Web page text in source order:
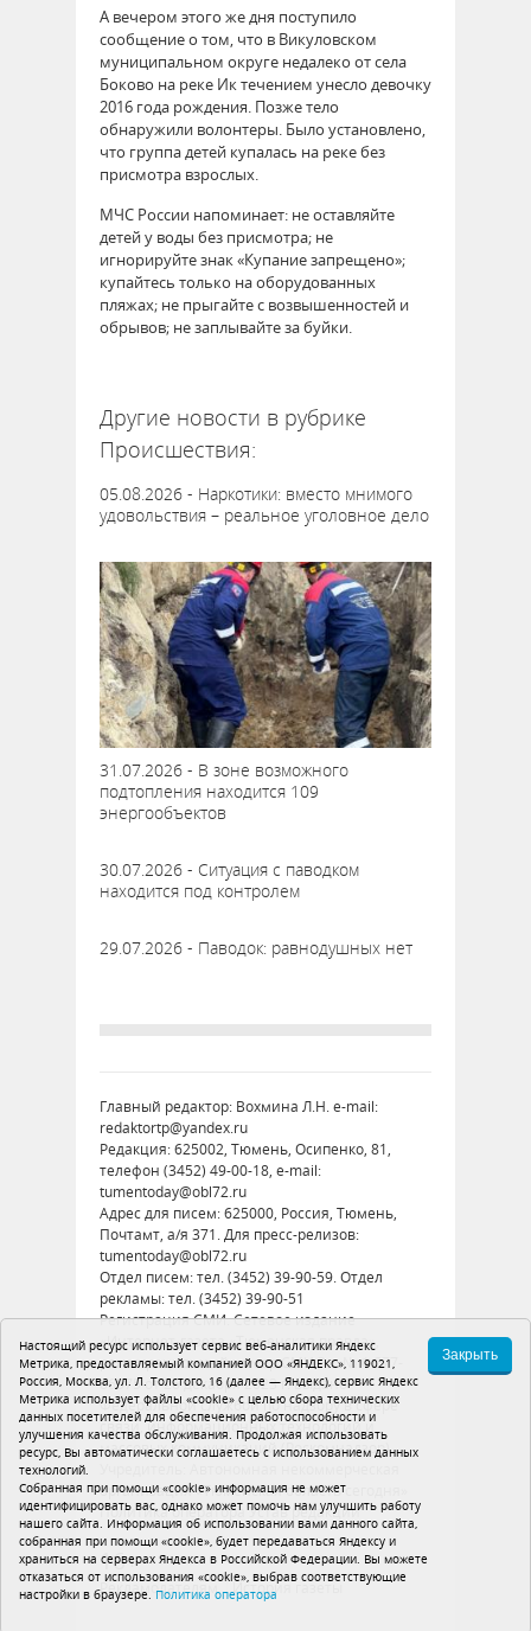
А вечером этого же дня поступило
сообщение о том, что в Викуловском
муниципальном округе недалеко от села
Боково на реке Ик течением унесло девочку
2016 года рождения. Позже тело
обнаружили волонтеры. Было установлено,
что группа детей купалась на реке без
присмотра взрослых.
МЧС России напоминает: не оставляйте
детей у воды без присмотра; не
игнорируйте знак «Купание запрещено»;
купайтесь только на оборудованных
пляжах; не прыгайте с возвышенностей и
обрывов; не заплывайте за буйки.
Другие новости в рубрике
Происшествия:
05.08.2026 - Наркотики: вместо мнимого
удовольствия – реальное уголовное дело
31.07.2026 - В зоне возможного
подтопления находится 109
энергообъектов
30.07.2026 - Ситуация с паводком
находится под контролем
29.07.2026 - Паводок: равнодушных нет
Главный редактор: Вохмина Л.Н. e-mail:
redaktortp@yandex.ru
Редакция: 625002, Тюмень, Осипенко, 81,
телефон (3452) 49-00-18, e-mail:
tumentoday@obl72.ru
Адрес для писем: 625000, Россия, Тюмень,
Почтамт, а/я 371. Для пресс-релизов:
tumentoday@obl72.ru
Отдел писем: тел. (3452) 39-90-59. Отдел
рекламы: тел. (3452) 39-90-51
Регистрация СМИ: Сетевое издание
«Интернет-газета «Тюменская правда»,
регистрационный номер СМИ Эл № ФС77-
86575 от 26 декабря 2023 г. выдано
Федеральной службой по надзору в сфере
связи, информационных технологий и
массовых коммуникаций (Роскомнадзор)
организация «Тюменская область сегодня»
Политика оператора Устав редакции
16+
Рекламодателям История газеты
Настоящий ресурс использует сервис веб-аналитики Яндекс
Метрика, предоставляемый компанией ООО «ЯНДЕКС», 119021,
Россия, Москва, ул. Л. Толстого, 16 (далее — Яндекс), сервис Яндекс
Метрика использует файлы «cookie» с целью сбора технических
данных посетителей для обеспечения работоспособности и
улучшения качества обслуживания. Продолжая использовать
ресурс, Вы автоматически соглашаетесь с использованием данных
технологий.
Собранная при помощи «cookie» информация не может
идентифицировать вас, однако может помочь нам улучшить работу
нашего сайта. Информация об использовании вами данного сайта,
собранная при помощи «cookie», будет передаваться Яндексу и
храниться на серверах Яндекса в Российской Федерации. Вы можете
отказаться от использования «cookie», выбрав соответствующие
настройки в браузере. Политика оператора
Закрыть